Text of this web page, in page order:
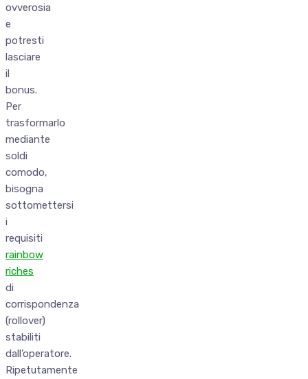
ovverosia
e
potresti
lasciare
il
bonus.
Per
trasformarlo
mediante
soldi
comodo,
bisogna
sottomettersi
i
requisiti
rainbow
riches
di
corrispondenza
(rollover)
stabiliti
dall’operatore.
Ripetutamente